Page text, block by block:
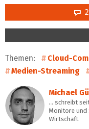
Themen: Cloud-
Medien-Streaming
Michael
… schreibt
Monitore und
Wirtschaft.